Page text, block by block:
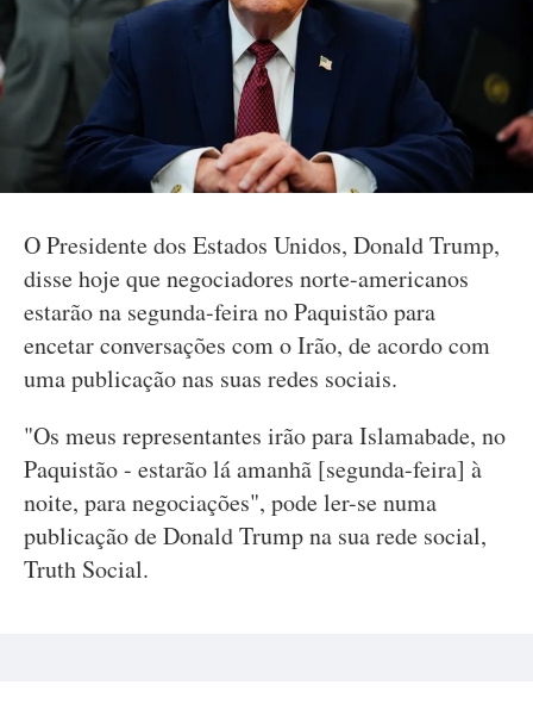
O Presidente dos Estados Unidos, Donald Trump,
disse hoje que negociadores norte-americanos
estarão na segunda-feira no Paquistão para
encetar conversações com o Irão, de acordo com
uma publicação nas suas redes sociais.
"Os meus representantes irão para Islamabade, no
Paquistão - estarão lá amanhã [segunda-feira] à
noite, para negociações", pode ler-se numa
publicação de Donald Trump na sua rede social,
Truth Social.